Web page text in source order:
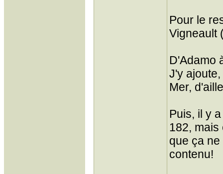
Pour le
Vigneault
D'Adamo
J'y
Mer,
Puis, il y
182, mais
que ça
contenu!